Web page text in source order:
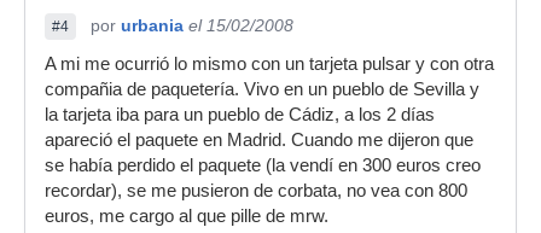
#4 por urbania el 15/02/2008
A mi me ocurrió lo mismo con un tarjeta pulsar y con otra
compañia de paquetería. Vivo en un pueblo de Sevilla y
la tarjeta iba para un pueblo de Cádiz, a los 2 días
apareció el paquete en Madrid. Cuando me dijeron que
se había perdido el paquete (la vendí en 300 euros creo
recordar), se me pusieron de corbata, no vea con 800
euros, me cargo al que pille de mrw.